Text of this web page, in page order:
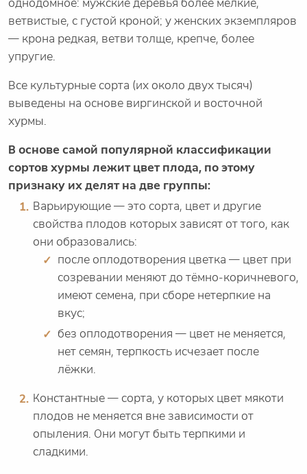
однодомное: мужские деревья более мелкие,
ветвистые, с густой кроной; у женских экземпляров
— крона редкая, ветви толще, крепче, более
упругие.
Все культурные сорта (их около двух тысяч)
выведены на основе виргинской и восточной
хурмы.
В основе самой популярной классификации
сортов хурмы лежит цвет плода, по этому
признаку их делят на две группы:
Варьирующие — это сорта, цвет и другие
свойства плодов которых зависят от того, как
они образовались:
после оплодотворения цветка — цвет при
созревании меняют до тёмно-коричневого,
имеют семена, при сборе нетерпкие на
вкус;
без оплодотворения — цвет не меняется,
нет семян, терпкость исчезает после
лёжки.
Константные — сорта, у которых цвет мякоти
плодов не меняется вне зависимости от
опыления. Они могут быть терпкими и
сладкими.